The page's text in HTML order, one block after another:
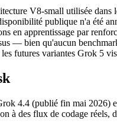
V8-small utilisée dans
publique n'a été
en apprentissage par
— bien qu'aucun
futures variantes Grok 5
4.4 (publié fin mai
des flux de codage réels,